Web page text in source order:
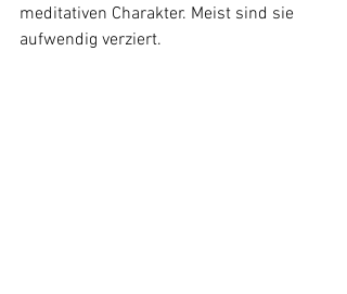
meditativen Charakter. Meist sind sie
aufwendig verziert.